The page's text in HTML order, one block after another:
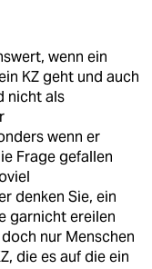
wenn ein
KZ geht und auch
nicht als
wenn er
Frage gefallen
denken Sie, ein
garnicht ereilen
nur Menschen
die es auf die ein